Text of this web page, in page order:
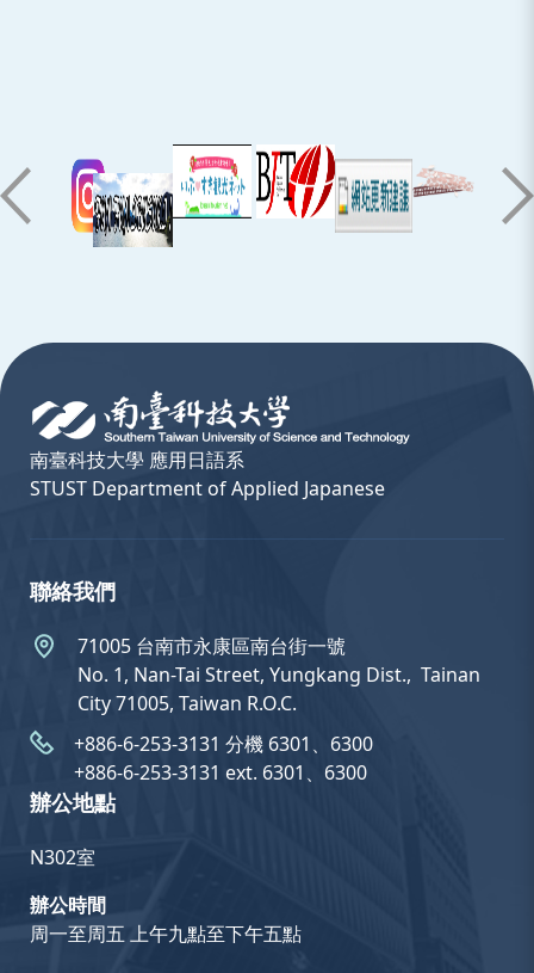
南臺科技大學 應用日語系
STUST Department of Applied Japanese
聯絡我們
71005 台南市永康區南台街一號
No. 1, Nan-Tai Street, Yungkang Dist.,  Tainan
City 71005, Taiwan R.O.C.
+886-6-253-3131 分機 6301、6300
+886-6-253-3131 ext. 6301、6300
辦公地點
N302室
辦公時間
周一至周五 上午九點至下午五點